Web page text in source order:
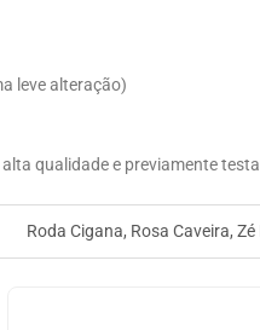
leve alteração)
qualidade e previamente
Roda Cigana, Rosa Caveira,